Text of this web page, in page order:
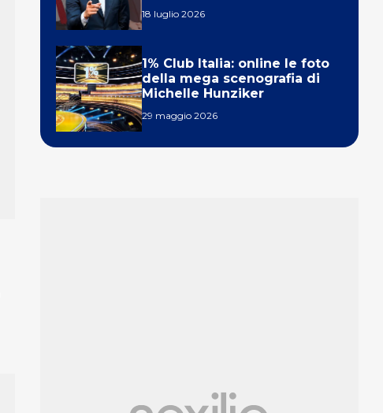
18 luglio 2026
1% Club Italia: online le foto
della mega scenografia di
Michelle Hunziker
29 maggio 2026